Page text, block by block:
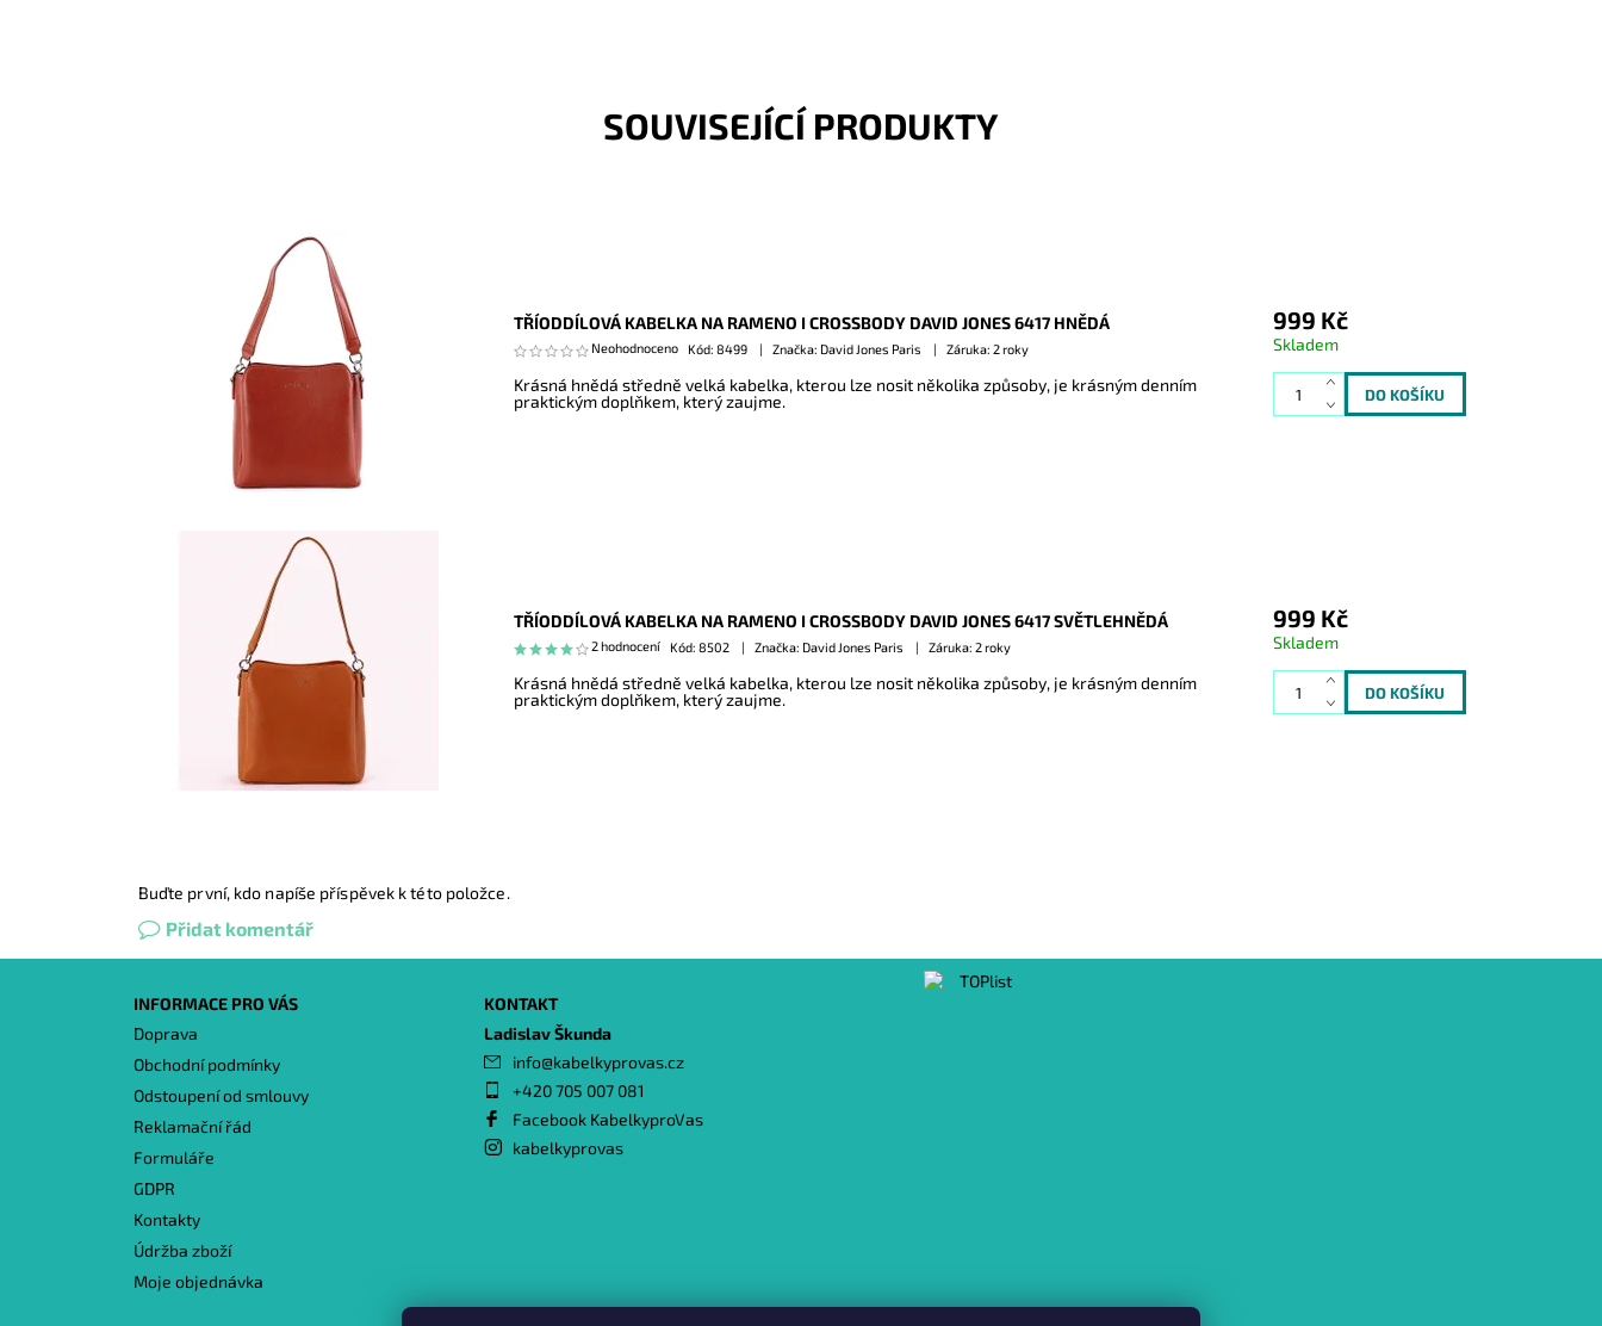
SOUVISEJÍCÍ PRODUKTY
TŘÍODDÍLOVÁ KABELKA NA RAMENO I CROSSBODY DAVID JONES 6417 HNĚDÁ
Neohodnoceno Kód: 8499 Značka: David Jones Paris Záruka: 2 roky
Krásná hnědá středně velká kabelka, kterou lze nosit několika způsoby, je krásným denním
praktickým doplňkem, který zaujme.
999 Kč
Skladem
TŘÍODDÍLOVÁ KABELKA NA RAMENO I CROSSBODY DAVID JONES 6417 SVĚTLEHNĚDÁ
2 hodnocení Kód: 8502 Značka: David Jones Paris Záruka: 2 roky
Krásná hnědá středně velká kabelka, kterou lze nosit několika způsoby, je krásným denním
praktickým doplňkem, který zaujme.
999 Kč
Skladem
Buďte první, kdo napíše příspěvek k této položce.
Přidat komentář
INFORMACE PRO VÁS
Doprava
Obchodní podmínky
Odstoupení od smlouvy
Reklamační řád
Formuláře
GDPR
Kontakty
Údržba zboží
Moje objednávka
KONTAKT
Ladislav Škunda
info@kabelkyprovas.cz
+420 705 007 081
Facebook KabelkyproVas
kabelkyprovas